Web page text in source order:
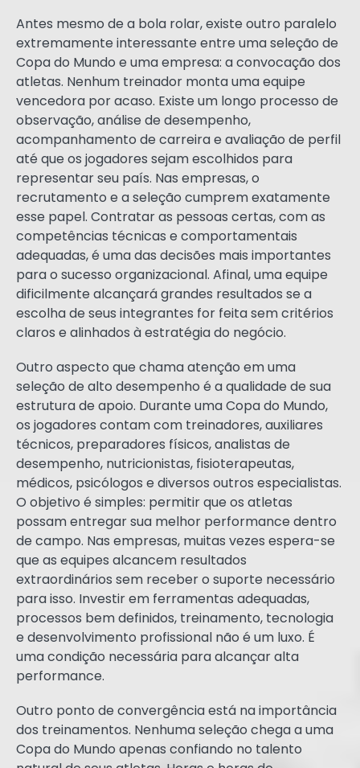
Antes mesmo de a bola rolar, existe outro paralelo
extremamente interessante entre uma seleção de
Copa do Mundo e uma empresa: a convocação dos
atletas. Nenhum treinador monta uma equipe
vencedora por acaso. Existe um longo processo de
observação, análise de desempenho,
acompanhamento de carreira e avaliação de perfil
até que os jogadores sejam escolhidos para
representar seu país. Nas empresas, o
recrutamento e a seleção cumprem exatamente
esse papel. Contratar as pessoas certas, com as
competências técnicas e comportamentais
adequadas, é uma das decisões mais importantes
para o sucesso organizacional. Afinal, uma equipe
dificilmente alcançará grandes resultados se a
escolha de seus integrantes for feita sem critérios
claros e alinhados à estratégia do negócio.
Outro aspecto que chama atenção em uma
seleção de alto desempenho é a qualidade de sua
estrutura de apoio. Durante uma Copa do Mundo,
os jogadores contam com treinadores, auxiliares
técnicos, preparadores físicos, analistas de
desempenho, nutricionistas, fisioterapeutas,
médicos, psicólogos e diversos outros especialistas.
O objetivo é simples: permitir que os atletas
possam entregar sua melhor performance dentro
de campo. Nas empresas, muitas vezes espera-se
que as equipes alcancem resultados
extraordinários sem receber o suporte necessário
para isso. Investir em ferramentas adequadas,
processos bem definidos, treinamento, tecnologia
e desenvolvimento profissional não é um luxo. É
uma condição necessária para alcançar alta
performance.
Outro ponto de convergência está na importância
dos treinamentos. Nenhuma seleção chega a uma
Copa do Mundo apenas confiando no talento